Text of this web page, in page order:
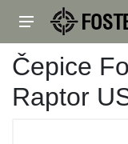
Čepice
Raptor